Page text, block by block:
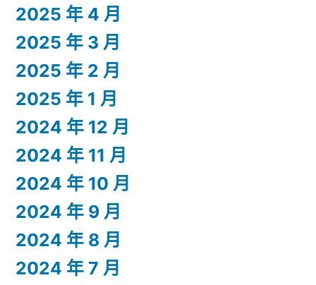
2025 年 4 月
2025 年 3 月
2025 年 2 月
2025 年 1 月
2024 年 12 月
2024 年 11 月
2024 年 10 月
2024 年 9 月
2024 年 8 月
2024 年 7 月